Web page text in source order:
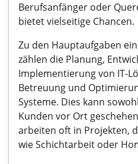
Berufsanfänger oder
bietet vielseitige Chancen.
Zu den Hauptaufgaben
zählen die Planung,
Implementierung von IT-
Betreuung und
Systeme. Dies kann
Kunden vor Ort
arbeiten oft in Projekten,
wie Schichtarbeit oder